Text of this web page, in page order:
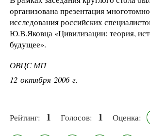
организована презентация
исследования российских
Ю.В.Яковца «Цивилизации: теория,
будущее».
ОВЦС МП
12 октября 2006 г.
Рейтинг: 1 Голосов: 1 Оценка: